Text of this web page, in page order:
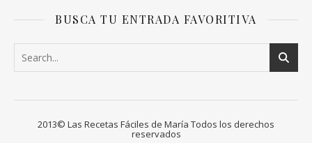
BUSCA TU ENTRADA FAVORITIVA
2013© Las Recetas Fáciles de María Todos los derechos
reservados